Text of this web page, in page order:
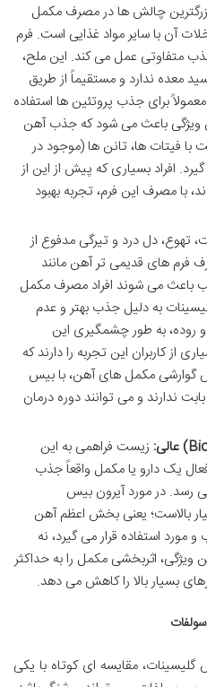
چالش ها در مصرف مکمل
آن با سایر مواد غذایی است. فرم
متفاوتی عمل می کند. این ملح،
معده ندارد و مستقیماً از طریق
برای جذب پروتئین ها استفاده
باعث می شود که جذب آهن
با فیتات ها، تانن ها (موجود در
افراد بسیاری که پیش از این از
با مصرف این فرم، تجربه بهبود
تهوع، دل درد و تیرگی مدفوع از
فرم های قدیمی تر آهن مانند
باعث می شوند افراد مصرف مکمل
به دلیل جذب بهتر و عدم
به طور چشمگیری این
کاربران این تجربه را دارند که
گوارشی مکمل های آهن، با بیس
ندارند و می توانند دوره درمان
زیست فراهمی به این
یک دارو یا مکمل واقعاً جذب
رسد. در مورد آیرون بیس
بالاست؛ یعنی بخش اعظم آهن
استفاده قرار می گیرد، نه
اثربخشی مکمل را به حداکثر
بسیار بالا را کاهش می دهد.
مقایسه ای کوتاه با یکی